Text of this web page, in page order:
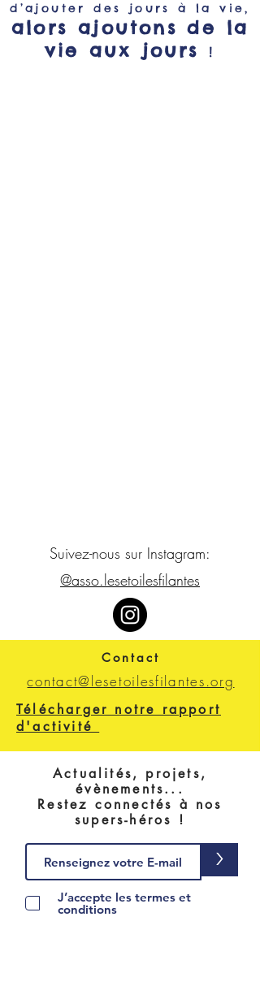
d’ajouter des jours à la vie,
alors ajoutons de la
vie aux jours
!
Suivez-nous sur Instagram:
@asso.lesetoilesfilantes
Contact
contact@lesetoilesfilantes.org
Télécharger notre rapport
d'activité
Actualités, projets,
évènements...
Restez connectés à nos
supers-héros !
>
J’accepte les termes et
conditions